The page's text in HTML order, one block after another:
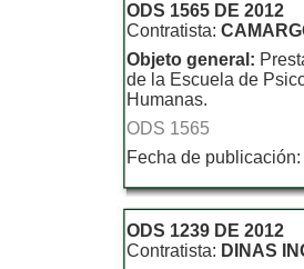
ODS 1565 DE 2012
Contratista:
Objeto general:
de la Escuela de
Humanas.
ODS 1565
Fecha de
ODS 1239 DE 2012
Contratista: DINAS